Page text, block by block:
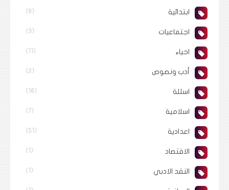
ابتدائية (6)
اجتماعيات (3)
احياء (11)
أدب ونصوص (2)
اسئلة (16)
اسلامية (7)
اعدادية (51)
الاقتصاد (1)
النقد الادبي (1)